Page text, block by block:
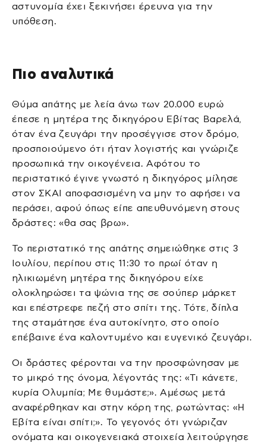
αστυνομία έχει ξεκινήσει έρευνα για την
υπόθεση.
Πιο αναλυτικά
Θύμα απάτης με λεία άνω των 20.000 ευρώ
έπεσε η μητέρα της δικηγόρου Εβίτας Βαρελά,
όταν ένα ζευγάρι την προσέγγισε στον δρόμο,
προσποιούμενο ότι ήταν λογιστής και γνώριζε
προσωπικά την οικογένεια. Αφότου το
περιστατικό έγινε γνωστό η δικηγόρος μίλησε
στον ΣΚΑΙ αποφασισμένη να μην το αφήσει να
περάσει, αφού όπως είπε απευθυνόμενη στους
δράστες: «θα σας βρω».
Το περιστατικό της απάτης σημειώθηκε στις 3
Ιουλίου, περίπου στις 11:30 το πρωί όταν η
ηλικιωμένη μητέρα της δικηγόρου είχε
ολοκληρώσει τα ψώνια της σε σούπερ μάρκετ
και επέστρεφε πεζή στο σπίτι της. Τότε, δίπλα
της σταμάτησε ένα αυτοκίνητο, στο οποίο
επέβαινε ένα καλοντυμένο και ευγενικό ζευγάρι.
Οι δράστες φέρονται να την προσφώνησαν με
το μικρό της όνομα, λέγοντάς της: «Τι κάνετε,
κυρία Ολυμπία; Με θυμάστε;». Αμέσως μετά
αναφέρθηκαν και στην κόρη της, ρωτώντας: «Η
Εβίτα είναι σπίτι;». Το γεγονός ότι γνώριζαν
ονόματα και οικογενειακά στοιχεία λειτούργησε